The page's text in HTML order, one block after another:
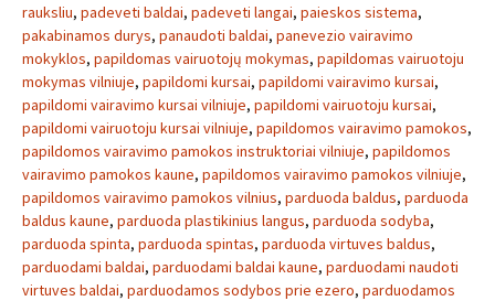
rauksliu, padeveti baldai, padeveti langai, paieskos sistema,
pakabinamos durys, panaudoti baldai, panevezio vairavimo
mokyklos, papildomas vairuotojų mokymas, papildomas vairuotoju
mokymas vilniuje, papildomi kursai, papildomi vairavimo kursai,
papildomi vairavimo kursai vilniuje, papildomi vairuotoju kursai,
papildomi vairuotoju kursai vilniuje, papildomos vairavimo pamokos,
papildomos vairavimo pamokos instruktoriai vilniuje, papildomos
vairavimo pamokos kaune, papildomos vairavimo pamokos vilniuje,
papildomos vairavimo pamokos vilnius, parduoda baldus, parduoda
baldus kaune, parduoda plastikinius langus, parduoda sodyba,
parduoda spinta, parduoda spintas, parduoda virtuves baldus,
parduodami baldai, parduodami baldai kaune, parduodami naudoti
virtuves baldai, parduodamos sodybos prie ezero, parduodamos